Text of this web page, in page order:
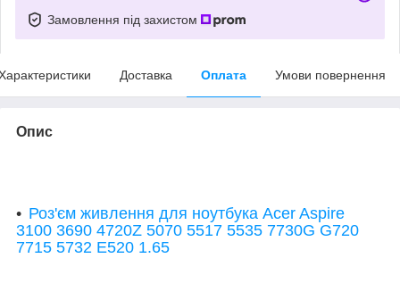
Замовлення під захистом
Доставка Оплата Умови повернення
Опис
Роз'єм живлення для ноутбука Acer Aspire
3100 3690 4720Z 5070 5517 5535 7730G G720
7715 5732 E520 1.65